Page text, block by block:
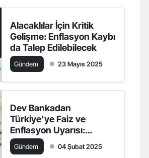
Alacaklılar İçin Kritik
Gelişme: Enflasyon Kaybı
da Talep Edilebilecek
Gündem 23 Mayıs 2025
Dev Bankadan
Türkiye'ye Faiz ve
Enflasyon Uyarısı:
'İndirim İçin Alan
Daralacak'
Gündem 04 Şubat 2025